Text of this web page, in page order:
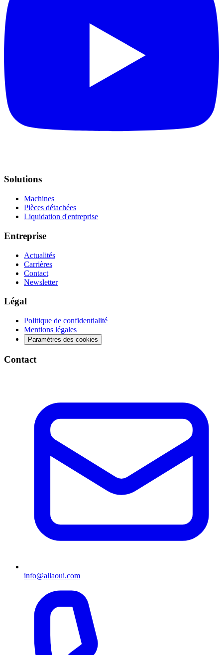
Solutions
Machines
Pièces détachées
Liquidation d'entreprise
Entreprise
Actualités
Carrières
Contact
Newsletter
Légal
Politique de confidentialité
Mentions légales
Paramètres des cookies
Contact
info@allaoui.com